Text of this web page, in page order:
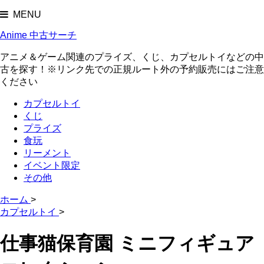
MENU
Anime 中古サーチ
アニメ＆ゲーム関連のプライズ、くじ、カプセルトイなどの中
古を探す！※リンク先での正規ルート外の予約販売にはご注意
ください
カプセルトイ
くじ
プライズ
食玩
リーメント
イベント限定
その他
ホーム >
カプセルトイ >
仕事猫保育園 ミニフィギュア